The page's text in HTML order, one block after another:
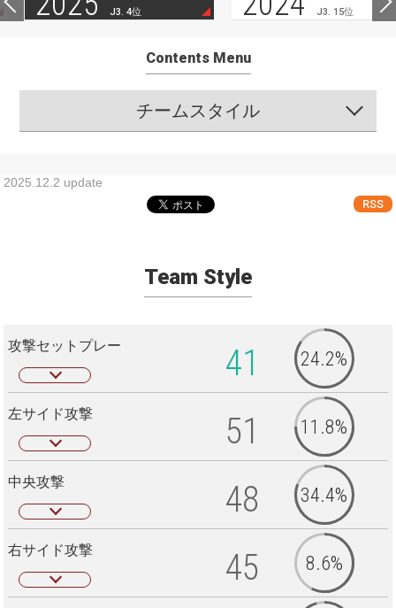
J3. 4位 J3. 15位
Contents Menu
チームスタイル
2025.12.2 update
RSS
Team Style
攻撃セットプレー 41 24.2%
左サイド攻撃 51 11.8%
中央攻撃 48 34.4%
右サイド攻撃 45 8.6%